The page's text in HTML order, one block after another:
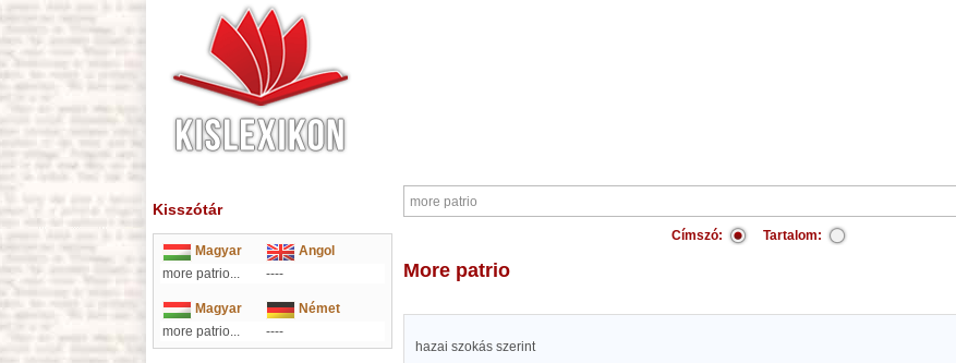
Kisszótár
Magyar
Angol
more patrio...
----
Magyar
Német
more patrio...
----
Címszó: Tartalom:
more patrio
hazai szokás szerint